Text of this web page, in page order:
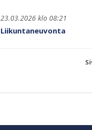
23.03.2026 klo 08:21
Liikuntaneuvonta